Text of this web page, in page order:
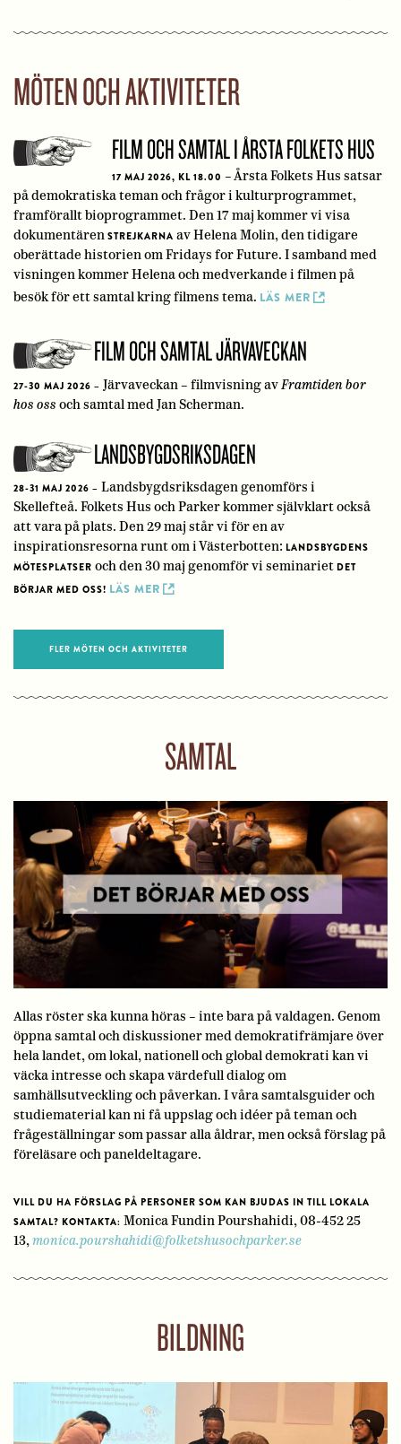
MÖTEN OCH AKTIVITETER
FILM OCH SAMTAL I ÅRSTA FOLKETS HUS
17 MAJ 2026, KL 18.00 – Årsta Folkets Hus satsar
på demokratiska teman och frågor i kulturprogrammet,
framförallt bioprogrammet. Den 17 maj kommer vi visa
dokumentären STREJKARNA av Helena Molin, den tidigare
oberättade historien om Fridays for Future. I samband med
visningen kommer Helena och medverkande i filmen på
besök för ett samtal kring filmens tema. LÄS MER
FILM OCH SAMTAL JÄRVAVECKAN
27-30 MAJ 2026 – Järvaveckan – filmvisning avFramtiden bor
hos oss och samtal med Jan Scherman.
LANDSBYGDSRIKSDAGEN
28-31 MAJ 2026 – Landsbygdsriksdagen genomförs i
Skellefteå. Folkets Hus och Parker kommer självklart också
att vara på plats. Den 29 maj står vi för en av
inspirationsresorna runt om i Västerbotten: LANDSBYGDENS
MÖTESPLATSER och den 30 maj genomför vi seminariet DET
BÖRJAR MED OSS! LÄS MER
FLER MÖTEN OCH AKTIVITETER
SAMTAL
Allas röster ska kunna höras – inte bara på valdagen. Genom
öppna samtal och diskussioner med demokratifrämjare över
hela landet, om lokal, nationell och global demokrati kan vi
väcka intresse och skapa värdefull dialog om
samhällsutveckling och påverkan. I våra samtalsguider och
studiematerial kan ni få uppslag och idéer på teman och
frågeställningar som passar alla åldrar, men också förslag på
föreläsare och paneldeltagare.
VILL DU HA FÖRSLAG PÅ PERSONER SOM KAN BJUDAS IN TILL LOKALA
SAMTAL? KONTAKTA: Monica Fundin Pourshahidi, 08-452 25
13,monica.pourshahidi@folketshusochparker.se
BILDNING